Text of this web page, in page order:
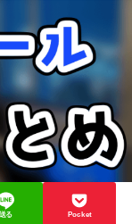
送る Pocket